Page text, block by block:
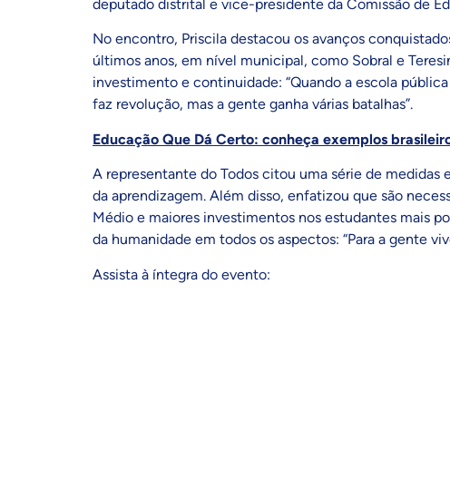
deputado distrital e vice-presidente da Comissão de
No encontro, Priscila destacou os avanços
últimos anos, em nível municipal, como Sobral e
investimento e continuidade: “Quando a escola
faz revolução, mas a gente ganha várias batalhas”.
Educação Que Dá Certo: conheça exemplos
A representante do Todos citou uma série de
da aprendizagem. Além disso, enfatizou que são
Médio e maiores investimentos nos estudantes mais
da humanidade em todos os aspectos: “Para a gente
Assista à íntegra do evento: